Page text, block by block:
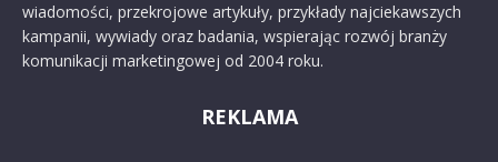
wiadomości, przekrojowe artykuły, przykłady najciekawszych
kampanii, wywiady oraz badania, wspierając rozwój branży
komunikacji marketingowej od 2004 roku.
REKLAMA